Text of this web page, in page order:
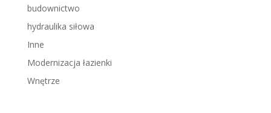
budownictwo
hydraulika siłowa
Inne
Modernizacja łazienki
Wnętrze